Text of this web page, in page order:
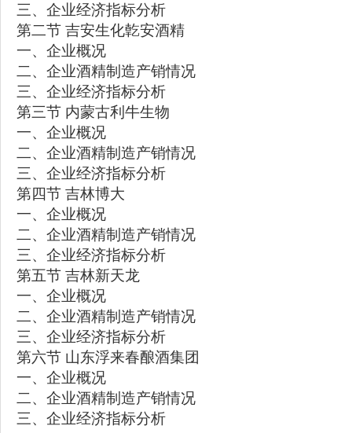
三、企业经济指标分析
第二节 吉安生化亁安酒精
一、企业概况
二、企业酒精制造产销情况
三、企业经济指标分析
第三节 内蒙古利牛生物
一、企业概况
二、企业酒精制造产销情况
三、企业经济指标分析
第四节 吉林博大
一、企业概况
二、企业酒精制造产销情况
三、企业经济指标分析
第五节 吉林新天龙
一、企业概况
二、企业酒精制造产销情况
三、企业经济指标分析
第六节 山东浮来春酿酒集团
一、企业概况
二、企业酒精制造产销情况
三、企业经济指标分析